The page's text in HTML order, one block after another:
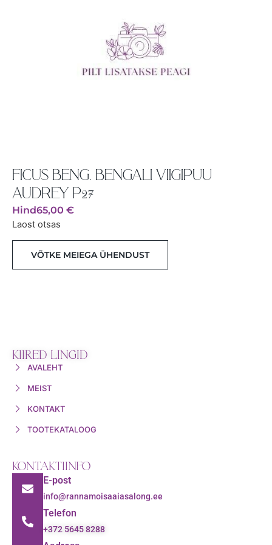
FICUS BENG. BENGALI VIIGIPUU
AUDREY P27
Hind65,00 €
Laost otsas
VÕTKE MEIEGA ÜHENDUST
KIIRED LINGID
AVALEHT
MEIST
KONTAKT
TOOTEKATALOOG
KONTAKTIINFO
E-post
info@rannamoisaaiasalong.ee
Telefon
+372 5645 8288